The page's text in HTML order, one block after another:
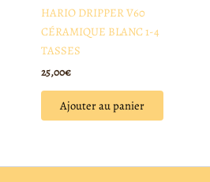
HARIO DRIPPER V60
CÉRAMIQUE BLANC 1-4
TASSES
25,00€
Ajouter au panier